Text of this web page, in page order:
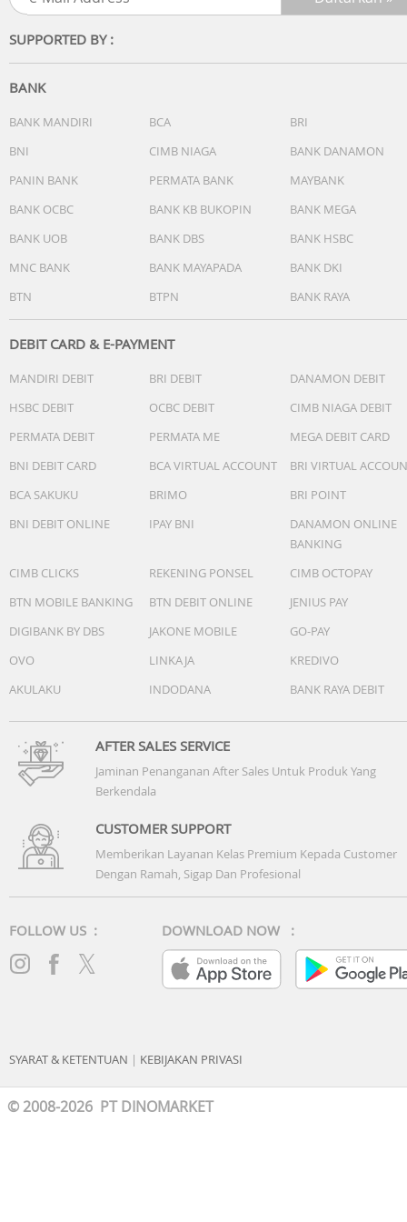
- Sinyal waktu hitungan jam
Cahaya:
- Lampu LED ganda
durasi iluminasi (1,5 detik atau 3 detik), berpijar)
- Lampu latar LED untuk layar digital (Super illuminator,
Warna cahaya LED: Putih
Kalender: Kalender otomatis sepenuhnya (hingga tahun
Fitur senyap: Suara tombol operasi aktif/nonaktif
Akurasi: ±15 detik per bulan
- Fitur pergeseran jarum (Jarum bergeser agar tidak
menghalangi tampilan konten digital.)
- Format 12/24 jam
Analog: 2 jarum (jam, menit (jarum bergerak setiap 20
detik))
Garansi Resmi 2 Tahun
Include: Box, Jam Tangan, Kartu Garansi, Manual
SUPPORTED BY :
BANK
BANK MANDIRI BCA
BRI
BNI
CIMB NIAGA
BANK DANAMON
PANIN BANK
PERMATA BANK
MAYBANK
BANK OCBC
BANK KB BUKOPIN
BANK MEGA
BANK UOB
BANK DBS
BANK HSBC
MNC BANK
BANK MAYAPADA
BANK DKI
BTN
BTPN BANK RAYA
DEBIT CARD & E-PAYMENT
MANDIRI DEBIT BRI DEBIT
DANAMON DEBIT
HSBC DEBIT
OCBC DEBIT
CIMB NIAGA DEBIT
PERMATA DEBIT
PERMATA ME
MEGA DEBIT CARD
BNI DEBIT CARD
BCA VIRTUAL ACCOUNT
BRI VIRTUAL
BCA SAKUKU
BRIMO
BRI POINT
BNI DEBIT ONLINE
IPAY BNI
DANAMON ONLINE
BANKING
CIMB CLICKS
REKENING PONSEL
CIMB OCTOPAY
BTN MOBILE BANKING
BTN DEBIT ONLINE
JENIUS PAY
DIGIBANK BY DBS
JAKONE MOBILE
GO-PAY
OVO
LINKAJA
KREDIVO
AKULAKU
INDODANA BANK RAYA DEBIT
AFTER SALES SERVICE
Jaminan Penanganan After Sales Untuk Produk Yang
Berkendala
CUSTOMER SUPPORT
Memberikan Layanan Kelas Premium Kepada Customer
Dengan Ramah, Sigap Dan Profesional
FOLLOW US : DOWNLOAD NOW :
SYARAT & KETENTUAN | KEBIJAKAN PRIVASI
© 2008-2026 PT DINOMARKET